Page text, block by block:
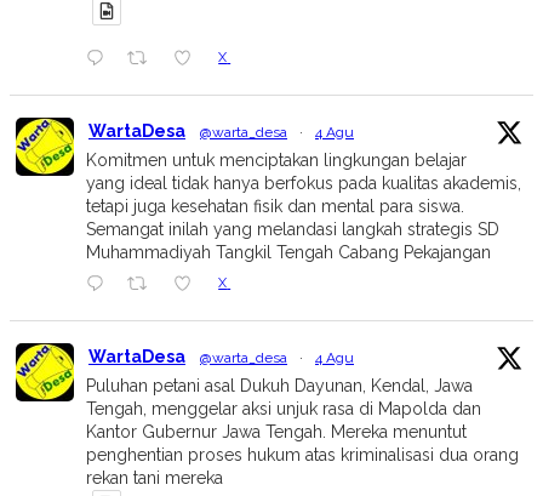
X
WartaDesa @warta_desa · 4 Agu
Komitmen untuk menciptakan lingkungan belajar
yang ideal tidak hanya berfokus pada kualitas akademis,
tetapi juga kesehatan fisik dan mental para siswa.
Semangat inilah yang melandasi langkah strategis SD
Muhammadiyah Tangkil Tengah Cabang Pekajangan
X
WartaDesa @warta_desa · 4 Agu
Puluhan petani asal Dukuh Dayunan, Kendal, Jawa
Tengah, menggelar aksi unjuk rasa di Mapolda dan
Kantor Gubernur Jawa Tengah. Mereka menuntut
penghentian proses hukum atas kriminalisasi dua orang
rekan tani mereka